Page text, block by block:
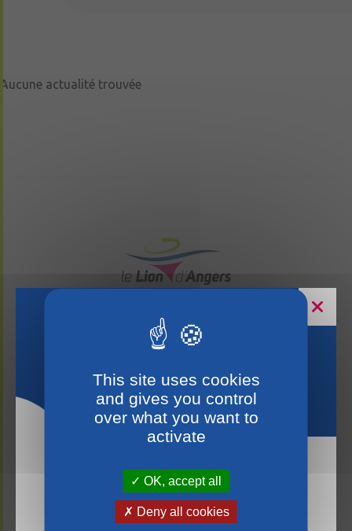
Aucune actualité trouvée
CONTACTEZ-NOUS
Ville du Lion d’Angers
Place Charles de Gaulle
49220 LE LION D’ANGERS
La mairie du Lion-d’Angers sera fermée les
samedis du 18 juillet au 15 août 2026. La mairie
d’Andigné sera fermée du 12 au 26 août 2026.
This site uses cookies
and gives you control
over what you want to
activate
OK, accept all
Deny all cookies